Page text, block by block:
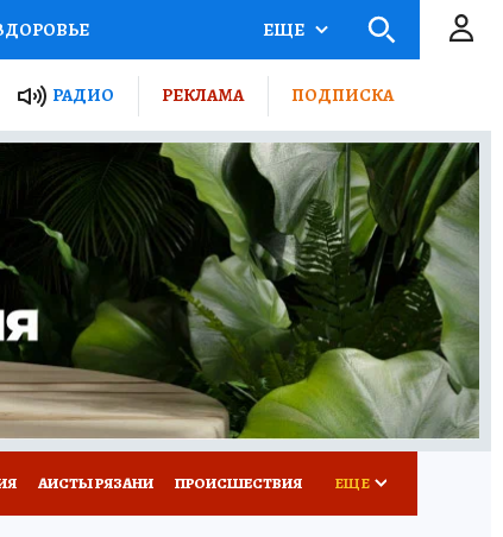
ПУТЕВОДИТЕЛЬ
ТУРИЗМ
ВСЕ О КП
ЕЩЕ
РАДИО РЕКЛАМА ПОДПИСКА
АИСТЫ РЯЗАНИ ПРОИСШЕСТВИЯ ЕЩЕ